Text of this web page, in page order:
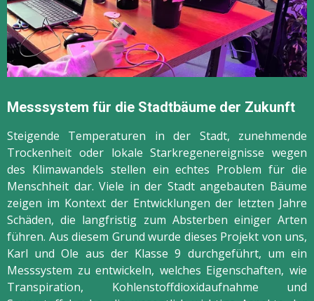
Messsystem für die Stadtbäume der Zukunft
Steigende Temperaturen in der Stadt, zunehmende
Trockenheit oder lokale Starkregenereignisse wegen
des Klimawandels stellen ein echtes Problem für die
Menschheit dar. Viele in der Stadt angebauten Bäume
zeigen im Kontext der Entwicklungen der letzten Jahre
Schäden, die langfristig zum Absterben einiger Arten
führen. Aus diesem Grund wurde dieses Projekt von uns,
Karl und Ole aus der Klasse 9 durchgeführt, um ein
Messsystem zu entwickeln, welches Eigenschaften, wie
Transpiration, Kohlenstoffdioxidaufnahme und